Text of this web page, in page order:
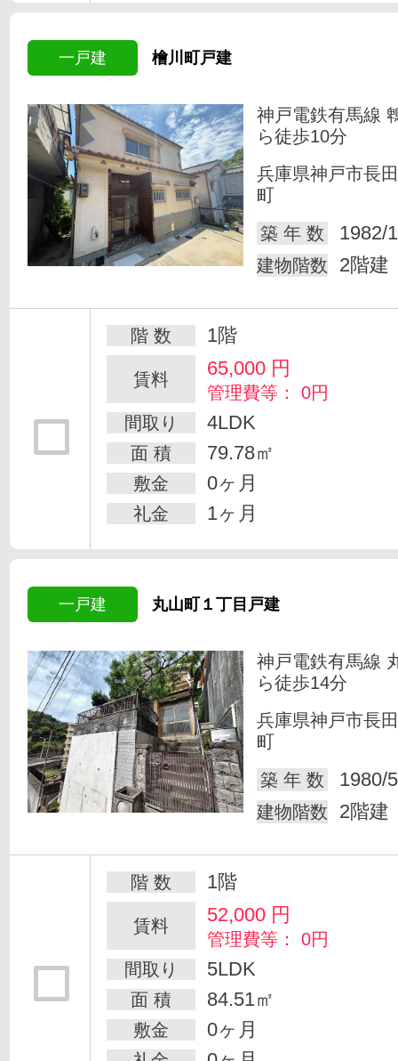
一戸建 檜川町戸建
神戸電鉄有馬線
ら徒歩10分
兵庫県神戸市長
町
築 年 数
1982/
建物階数 2階建
階 数 1階
賃料 65,000 円
管理費等： 0円
間取り
4LDK
面 積 79.78㎡
敷金 0ヶ月
礼金 1ヶ月
一戸建 丸山町１丁目戸建
神戸電鉄有馬線
ら徒歩14分
兵庫県神戸市長
町
築 年 数
1980/
建物階数 2階建
階 数 1階
賃料 52,000 円
管理費等： 0円
間取り
5LDK
面 積 84.51㎡
敷金 0ヶ月